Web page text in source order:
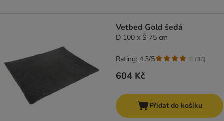
Vetbed Gold šedá
D 100 x Š 75 cm
604 Kč
Rating: 4.3/5 (36)
Přidat do košíku